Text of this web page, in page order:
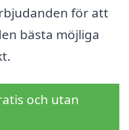
för att
bästa möjliga
och utan